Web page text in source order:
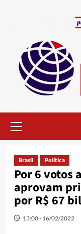
Menu
Brasil Política
Por 6 votos
aprovam
por R$ 67
13:00 - 16/02/2022